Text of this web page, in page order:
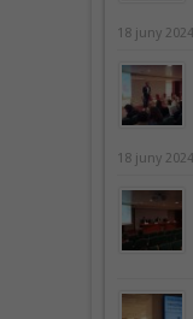
18 juny 2024
18 juny 2024